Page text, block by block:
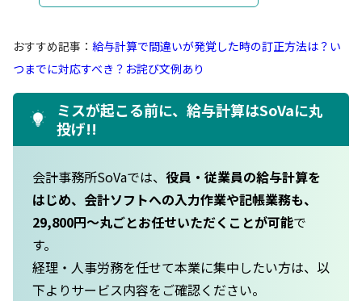
おすすめ記事： 給与計算で間違いが発覚した時の訂正方法は？い
つまでに対応すべき？お詫び文例あり
ミスが起こる前に、給与計算はSoVaに丸
投げ!!
会計事務所SoVaでは、 役員・従業員の給与計算を
はじめ、会計ソフトへの入力作業や記帳業務も、
29,800円〜丸ごとお任せいただくことが可能で
す。
経理・人事労務を任せて本業に集中したい方は、以
下よりサービス内容をご確認ください。